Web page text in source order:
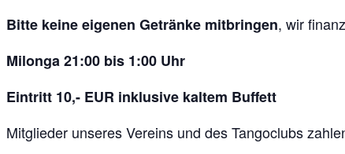
Bitte keine eigenen Getränke mitbringen, wir
Milonga 21:00 bis 1:00 Uhr
Eintritt 10,- EUR inklusive kaltem Buffett
Mitglieder unseres Vereins und des Tangoclubs